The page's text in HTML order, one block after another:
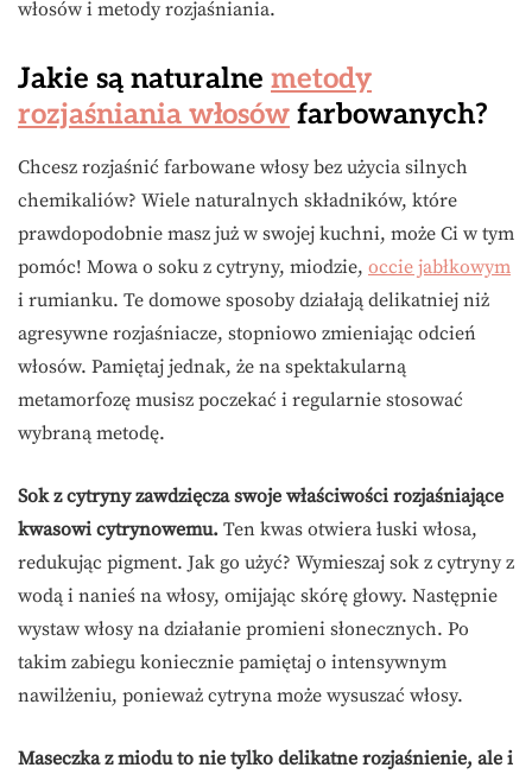
włosów i metody rozjaśniania.
Jakie są naturalne metody
rozjaśniania włosów farbowanych?
Chcesz rozjaśnić farbowane włosy bez użycia silnych
chemikaliów? Wiele naturalnych składników, które
prawdopodobnie masz już w swojej kuchni, może Ci w tym
pomóc! Mowa o soku z cytryny, miodzie, occie jabłkowym
i rumianku. Te domowe sposoby działają delikatniej niż
agresywne rozjaśniacze, stopniowo zmieniając odcień
włosów. Pamiętaj jednak, że na spektakularną
metamorfozę musisz poczekać i regularnie stosować
wybraną metodę.
Sok z cytryny zawdzięcza swoje właściwości rozjaśniające
kwasowi cytrynowemu. Ten kwas otwiera łuski włosa,
redukując pigment. Jak go użyć? Wymieszaj sok z cytryny z
wodą i nanieś na włosy, omijając skórę głowy. Następnie
wystaw włosy na działanie promieni słonecznych. Po
takim zabiegu koniecznie pamiętaj o intensywnym
nawilżeniu, ponieważ cytryna może wysuszać włosy.
Maseczka z miodu to nie tylko delikatne rozjaśnienie, ale i